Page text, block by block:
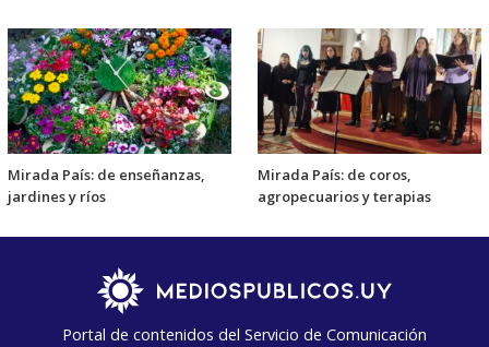
Mirada País: de enseñanzas,
jardines y ríos
Mirada País: de coros,
agropecuarios y terapias
Portal de contenidos del Servicio de Comunicación